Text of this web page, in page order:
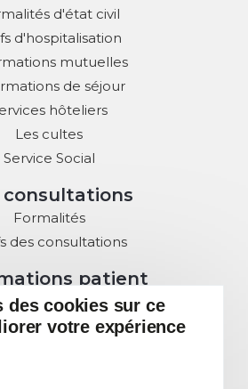
d'état civil
d'hospitalisation
mutuelles
de séjour
hôteliers
Les cultes
Service Social
consultations
Formalités
des consultations
patient
des Patients
de la Laïcité
des usagers
au service du patient
des cookies sur ce
votre expérience